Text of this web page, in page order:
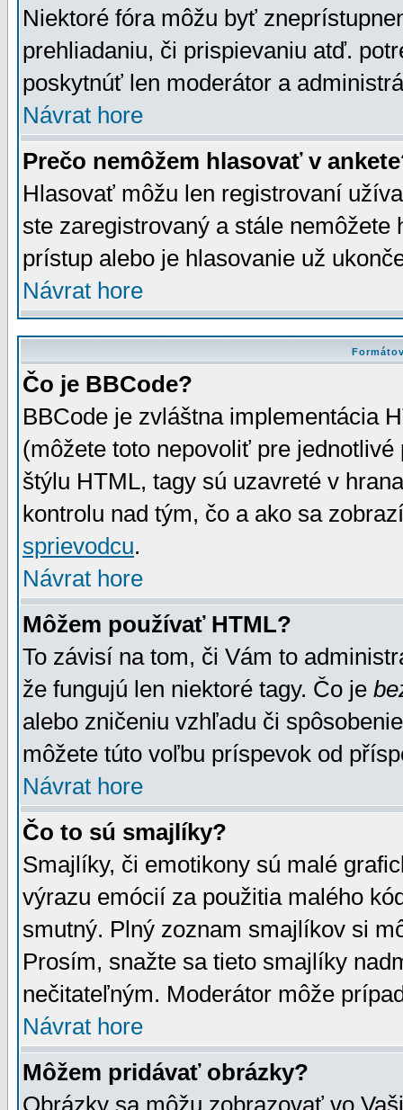
Niektoré fóra môžu byť
prehliadaniu, či prispievaniu atď.
poskytnúť len moderátor a
Návrat hore
Prečo nemôžem hlasovať v
Hlasovať môžu len registrovaní
ste zaregistrovaný a stále
prístup alebo je hlasovanie už
Návrat hore
Čo je BBCode?
BBCode je zvláštna implementácia
(môžete toto nepovoliť pre
štýlu HTML, tagy sú uzavreté v
kontrolu nad tým, čo a ako sa
sprievodcu.
Návrat hore
Môžem používať HTML?
To závisí na tom, či Vám to
že fungujú len niektoré tagy. Čo je
alebo zničeniu vzhľadu či
môžete túto voľbu príspevok od
Návrat hore
Čo to sú smajlíky?
Smajlíky, či emotikony sú malé
výrazu emócií za použitia malého
smutný. Plný zoznam smajlíkov si
Prosím, snažte sa tieto smajlíky
nečitateľným. Moderátor môže
Návrat hore
Môžem pridávať obrázky?
Obrázky sa môžu zobrazovať vo